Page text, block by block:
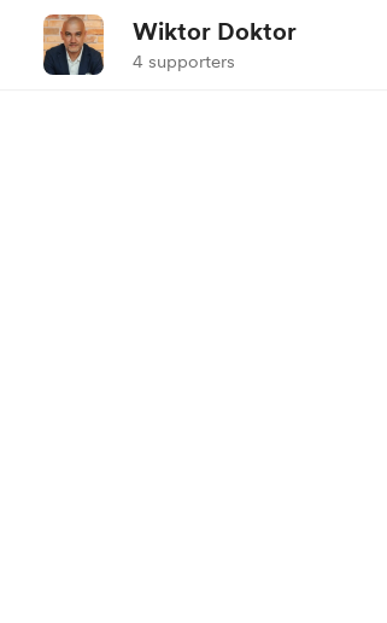
Wiktor Doktor
4 supporters